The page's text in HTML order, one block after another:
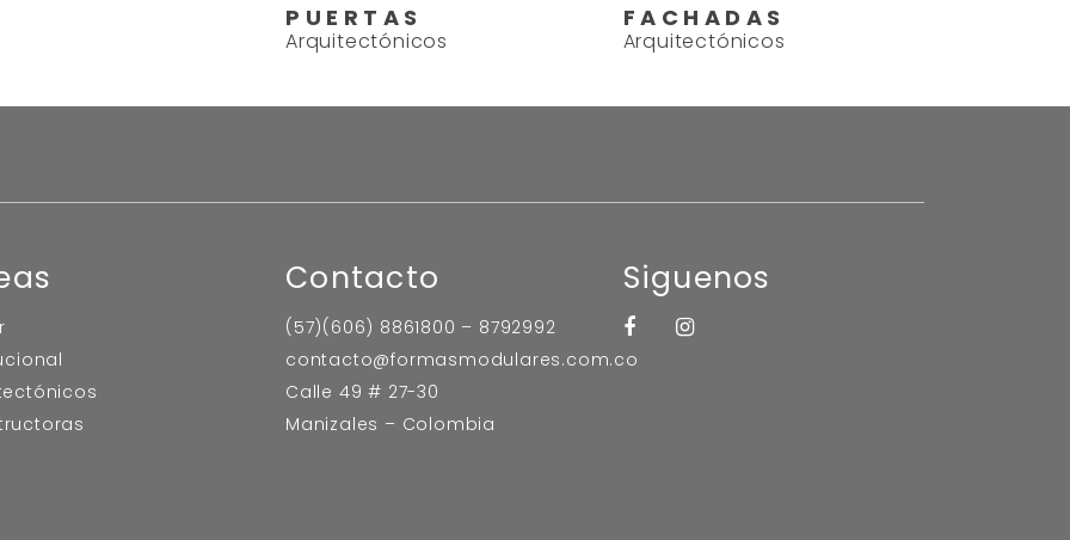
PUERTAS
Arquitectónicos
FACHADAS
Arquitectónicos
Contacto
(57)(606) 8861800 – 8792992
contacto@formasmodulares.com.co
Calle 49 # 27-30
Manizales – Colombia
Siguenos